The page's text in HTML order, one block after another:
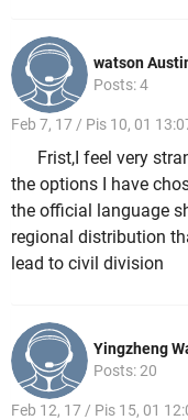
watson
Posts: 4
Feb 7, 17 / Pis 10, 01
Frist,I feel very
the options I have
the official language
regional distribution
lead to civil division
Yingzheng
Posts: 20
Feb 12, 17 / Pis 15, 01